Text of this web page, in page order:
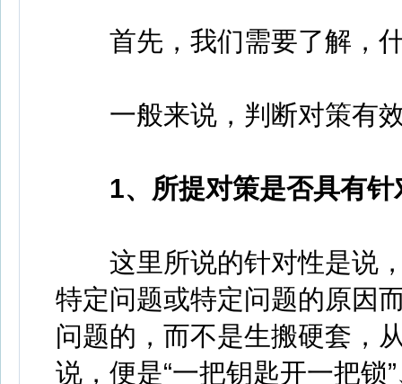
首先，我们需要了解，什
一般来说，判断对策有效
1、所提对策是否具有针
这里所说的针对性是说，
特定问题或特定问题的原因
问题的，而不是生搬硬套，
说，便是“一把钥匙开一把锁